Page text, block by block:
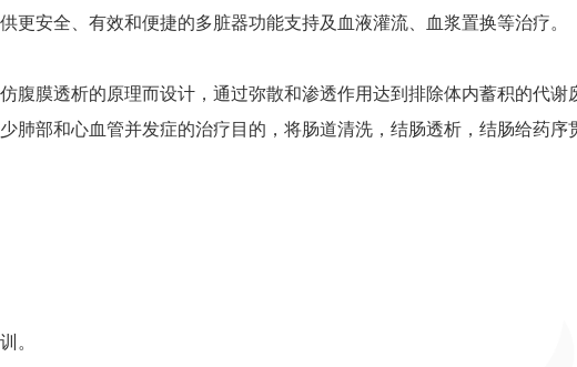
安全、有效和便捷的多脏器功能支持及血液灌流、血浆置换等治疗。
腹膜透析的原理而设计，通过弥散和渗透作用达到排除体内蓄积的代谢
肺部和心血管并发症的治疗目的，将肠道清洗，结肠透析，结肠给药序
。